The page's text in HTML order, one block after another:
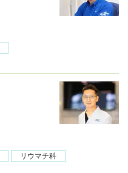
リウマチ科